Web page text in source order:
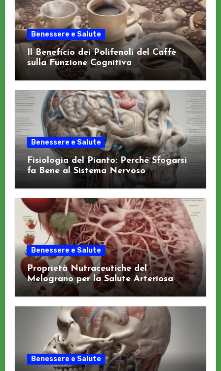
Benessere e Salute
Il Beneficio dei Polifenoli del Caffè
sulla Funzione Cognitiva
Benessere e Salute
Fisiologia del Pianto: Perché Sfogarsi
fa Bene al Sistema Nervoso
Benessere e Salute
Proprietà Nutraceutiche del
Melograno per la Salute Arteriosa
Benessere e Salute